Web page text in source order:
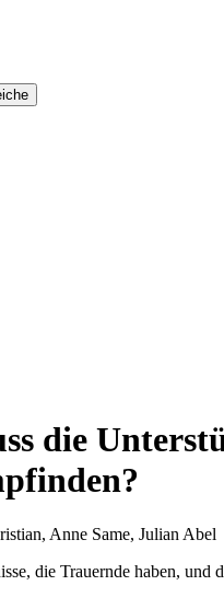
die
Anne Same, Julian Abel
die Trauernde haben, und